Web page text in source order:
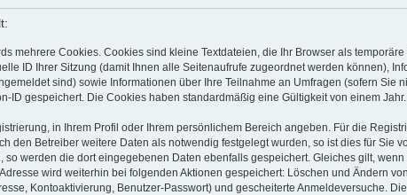
mehrere Cookies. Cookies sind kleine Textdateien, die Ihr Browser als
ID Ihrer Sitzung (damit Ihnen alle Seitenaufrufe zugeordnet werden können),
sind) sowie Informationen über Ihre Teilnahme an Umfragen (sofern Sie
ID gespeichert. Die Cookies haben standardmäßig eine Gültigkeit von einem
in Ihrem Profil oder Ihrem persönlichem Bereich angeben. Für die
den Betreiber weitere Daten als notwendig festgelegt wurden, so ist dies für Sie
werden die dort eingegebenen Daten ebenfalls gespeichert. Gleiches gilt,
wird weiterhin bei folgenden Aktionen gespeichert: Löschen und Ändern
Kontoaktivierung, Benutzer-Passwort) und gescheiterte Anmeldeversuche.